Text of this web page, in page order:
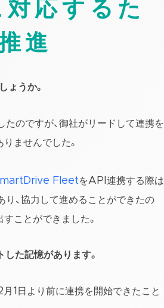
応するた
進
ょうか。
たのですが、御社がリードして連携を
ませんでした。
FleetをAPI連携する際は
、協力して進めることができたの
すことができました。
た記憶があります。
1日より前に連携を開始できたこと